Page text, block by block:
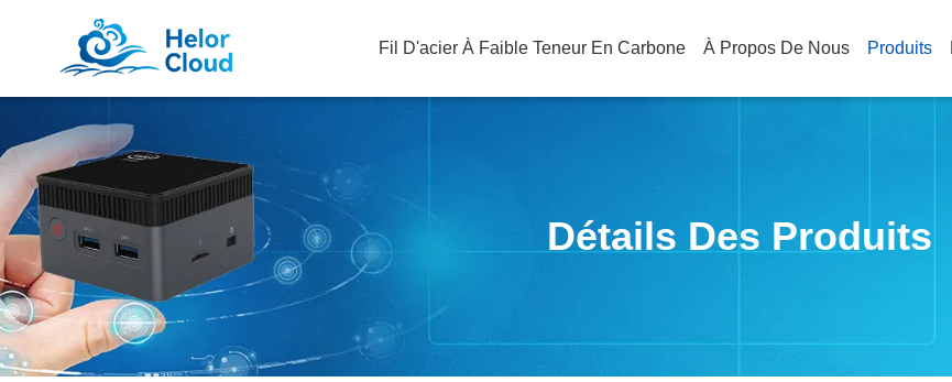
Fil D'acier À Faible Teneur En Carbone À Propos De Nous Produits
Détails Des Produits